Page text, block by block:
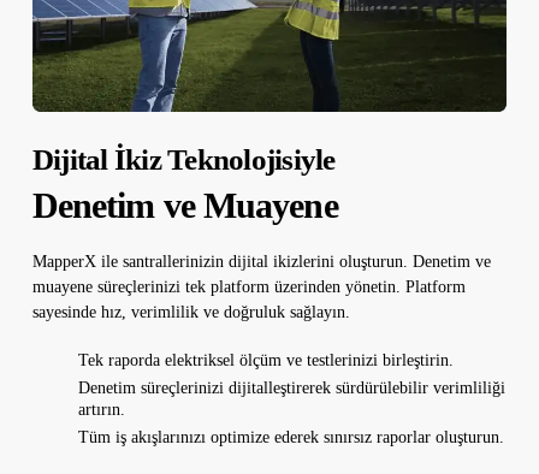
Dijital İkiz Teknolojisiyle
Denetim ve Muayene
MapperX ile santrallerinizin dijital ikizlerini oluşturun. Denetim ve
muayene süreçlerinizi tek platform üzerinden yönetin. Platform
sayesinde hız, verimlilik ve doğruluk sağlayın.
Tek raporda elektriksel ölçüm ve testlerinizi birleştirin.
Denetim süreçlerinizi dijitalleştirerek sürdürülebilir verimliliği
artırın.
Tüm iş akışlarınızı optimize ederek sınırsız raporlar oluşturun.